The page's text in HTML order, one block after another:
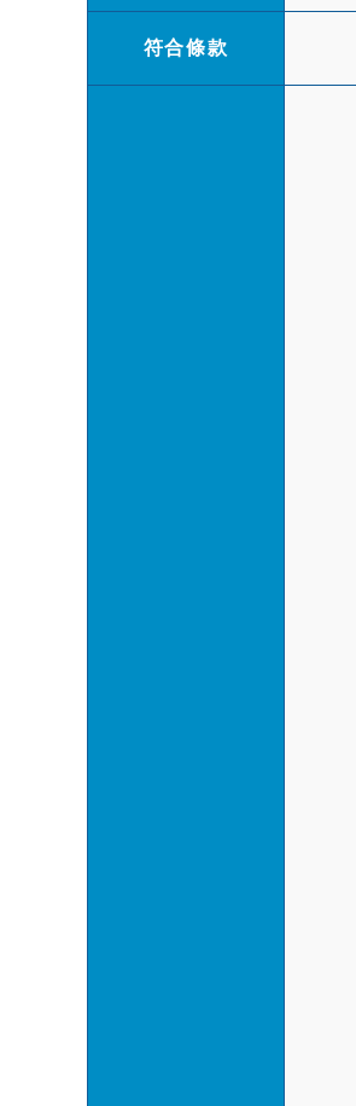
符合條款